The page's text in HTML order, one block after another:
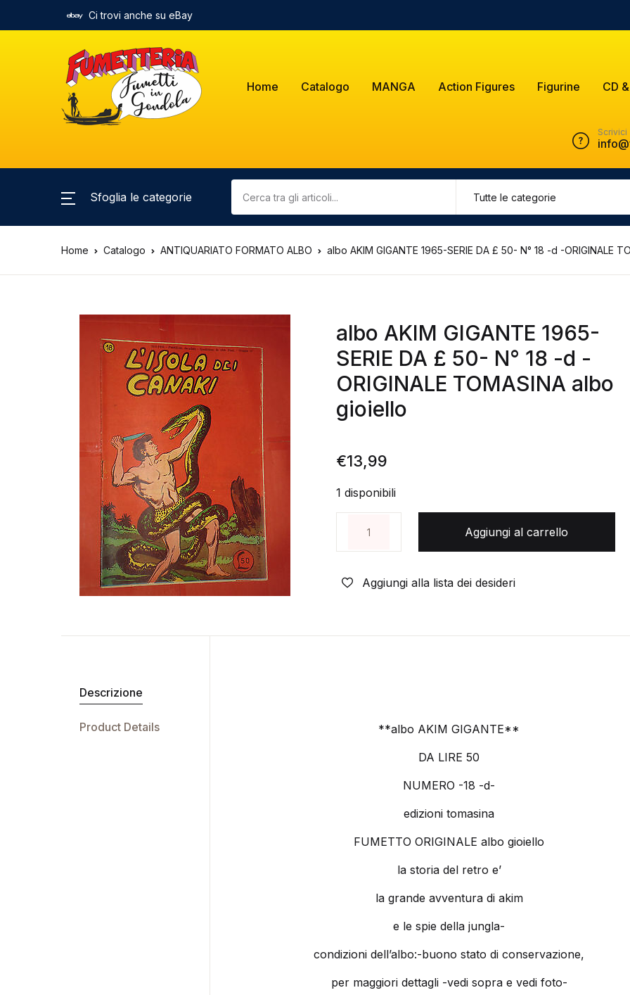
Ci trovi anche su eBay
Home Catalogo MANGA Action Figures Figurine CD
Scrivici
Sfoglia le categorie
Home Catalogo ANTIQUARIATO FORMATO ALBO albo AKIM GIGANTE 1965-SERIE DA £ 50- N° 18 -d -ORIGINALE
albo AKIM GIGANTE 1965-
SERIE DA £ 50- N° 18 -d -
ORIGINALE TOMASINA albo
gioiello
€13,99
1 disponibili
Aggiungi al carrello
Aggiungi alla lista dei desideri
Descrizione
Product Details
**albo AKIM GIGANTE**
DA LIRE 50
NUMERO -18 -d-
edizioni tomasina
FUMETTO ORIGINALE albo gioiello
la storia del retro e’
la grande avventura di akim
e le spie della jungla-
condizioni dell’albo:-buono stato di conservazione,
per maggiori dettagli -vedi sopra e vedi foto-